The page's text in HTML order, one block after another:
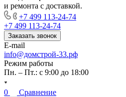
и ремонта с доставкой.
+7 499 113-24-74
+7 499 113-24-74
Заказать звонок
E-mail
info@домстрой-33.рф
Режим работы
Пн. – Пт.: с 9:00 до 18:00
0 Сравнение